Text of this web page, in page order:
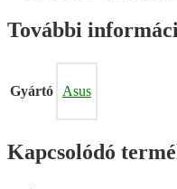
További
Gyártó Asus
Kapcsolódó